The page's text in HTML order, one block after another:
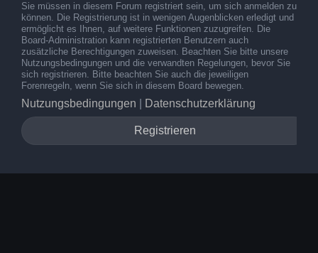
Sie müssen in diesem Forum registriert sein, um sich anmelden zu
können. Die Registrierung ist in wenigen Augenblicken erledigt und
ermöglicht es Ihnen, auf weitere Funktionen zuzugreifen. Die
Board-Administration kann registrierten Benutzern auch
zusätzliche Berechtigungen zuweisen. Beachten Sie bitte unsere
Nutzungsbedingungen und die verwandten Regelungen, bevor Sie
sich registrieren. Bitte beachten Sie auch die jeweiligen
Forenregeln, wenn Sie sich in diesem Board bewegen.
Nutzungsbedingungen Datenschutzerklärung
Registrieren